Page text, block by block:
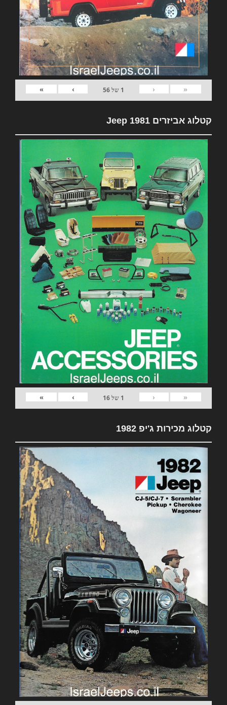
«
‹
1 של56
›
»
קטלוג אביזרים 1981 Jeep
«
‹
1 של16
›
»
קטלוג מכירות ג'יפ 1982